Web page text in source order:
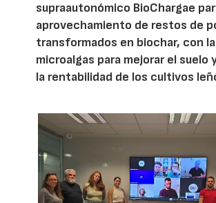
supraautonómico BioChargae
aprovechamiento de restos de
transformados en biochar, con
microalgas para mejorar el suelo
la rentabilidad de los cultivos